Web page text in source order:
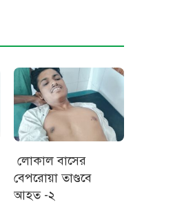
লোকাল বাসের
বেপরোয়া তাণ্ডবে
আহত -২